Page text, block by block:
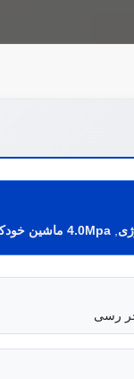
4.0Mpa ماشین خودکار ساخت آجر
رسی